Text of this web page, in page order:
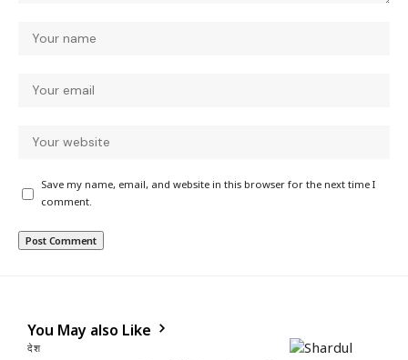
Save my name, email, and website in this browser for the next time I
comment.
You May also Like
देश